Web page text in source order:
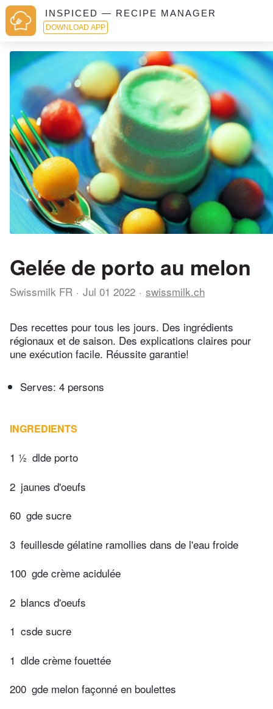
INSPICED — RECIPE MANAGER
DOWNLOAD APP
Gelée de porto au melon
Swissmilk FR Jul 01 2022 swissmilk.ch
Des recettes pour tous les jours. Des ingrédients
régionaux et de saison. Des explications claires pour
une exécution facile. Réussite garantie!
Serves: 4 persons
INGREDIENTS
1 ½ dlde porto
2 jaunes d'oeufs
60 gde sucre
3 feuillesde gélatine ramollies dans de l'eau froide
100 gde crème acidulée
2 blancs d'oeufs
1 csde sucre
1 dlde crème fouettée
200 gde melon façonné en boulettes